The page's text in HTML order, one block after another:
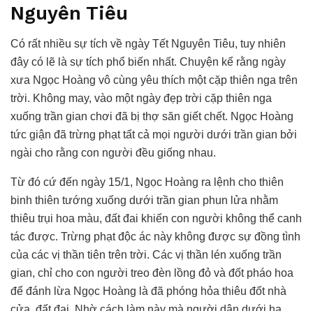
Nguyên Tiêu
Có rất nhiều sự tích về ngày Tết Nguyên Tiêu, tuy nhiên
đây có lẽ là sự tích phổ biến nhất. Chuyện kể rằng ngày
xưa Ngọc Hoàng vô cùng yêu thích một cặp thiên nga trên
trời. Không may, vào một ngày đẹp trời cặp thiên nga
xuống trần gian chơi đã bị thợ săn giết chết. Ngọc Hoàng
tức giận đã trừng phạt tất cả mọi người dưới trần gian bởi
ngài cho rằng con người đều giống nhau.
Từ đó cứ đến ngày 15/1, Ngọc Hoàng ra lệnh cho thiên
binh thiên tướng xuống dưới trần gian phun lửa nhằm
thiêu trụi hoa màu, đất đai khiến con người không thể canh
tác được. Trừng phạt độc ác này không được sự đồng tình
của các vị thần tiên trên trời. Các vị thần lén xuống trần
gian, chỉ cho con người treo đèn lồng đỏ và đốt pháo hoa
để đánh lừa Ngọc Hoàng là đã phóng hỏa thiêu đốt nhà